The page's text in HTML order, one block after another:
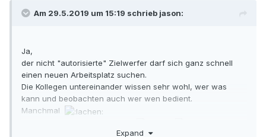
Am 29.5.2019 um 15:19 schrieb jason:
Ja,
der nicht "autorisierte" Zielwerfer darf sich ganz schnell
einen neuen Arbeitsplatz suchen.
Die Kollegen untereinander wissen sehr wohl, wer was
kann und beobachten auch wer wen bedient.
Manchmal
Expand